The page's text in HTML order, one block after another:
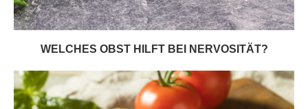
WELCHES OBST HILFT BEI NERVOSITÄT?